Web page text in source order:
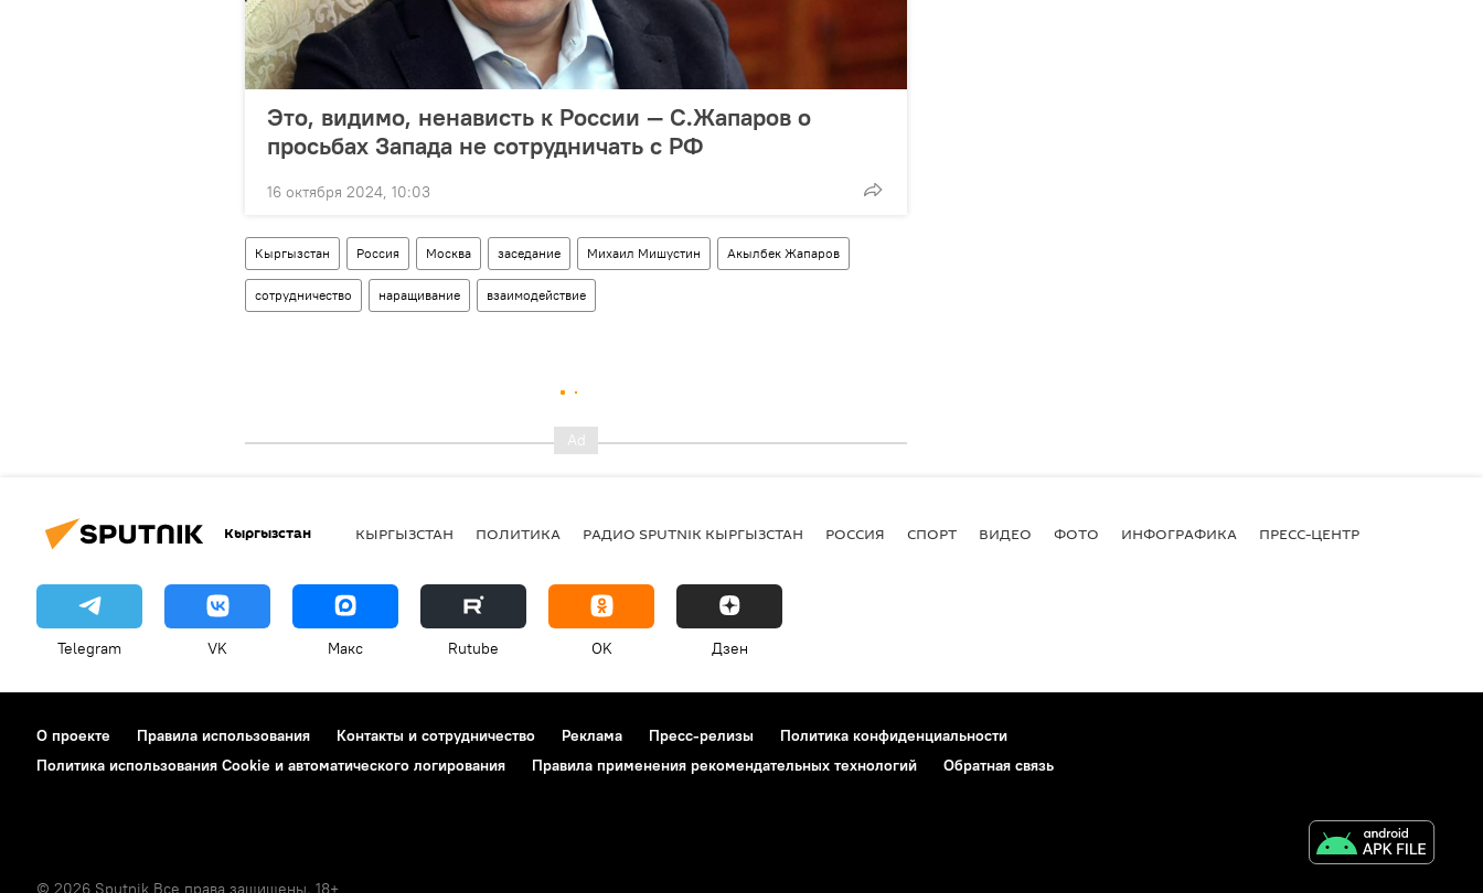
Это, видимо, ненависть к России — С.Жапаров о
просьбах Запада не сотрудничать с РФ
16 октября 2024, 10:03
Кыргызстан Россия Москва заседание Михаил Мишустин Акылбек Жапаров
сотрудничество наращивание взаимодействие
Кыргызстан КЫРГЫЗСТАН ПОЛИТИКА РАДИО SPUTNIK КЫРГЫЗСТАН РОССИЯ СПОРТ ВИДЕО ФОТО ИНФОГРАФИКА ПРЕСС-ЦЕНТР
Telegram VK Макс Rutube OK Дзен
О проекте Правила использования Контакты и сотрудничество Реклама Пресс-релизы
Политика конфиденциальности
Политика использования Cookie и автоматического логирования
Правила применения рекомендательных технологий Обратная связь
© 2026 Sputnik Все права защищены. 18+